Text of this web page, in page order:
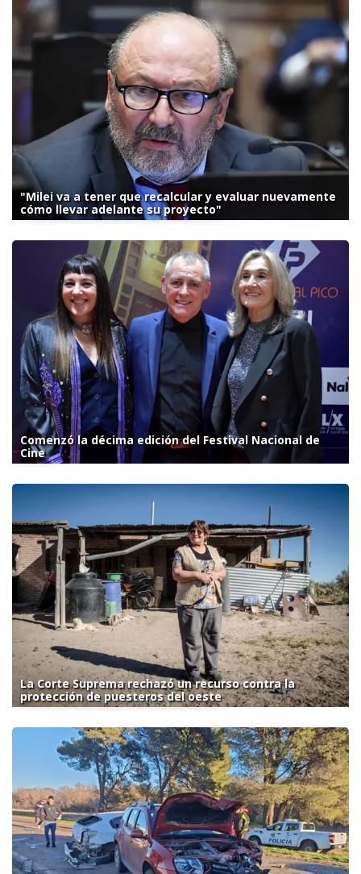
"Milei va a tener que recalcular y evaluar nuevamente
cómo llevar adelante su proyecto"
Comenzó la décima edición del Festival Nacional de
Cine
La Corte Suprema rechazó un recurso contra la
protección de puesteros del oeste